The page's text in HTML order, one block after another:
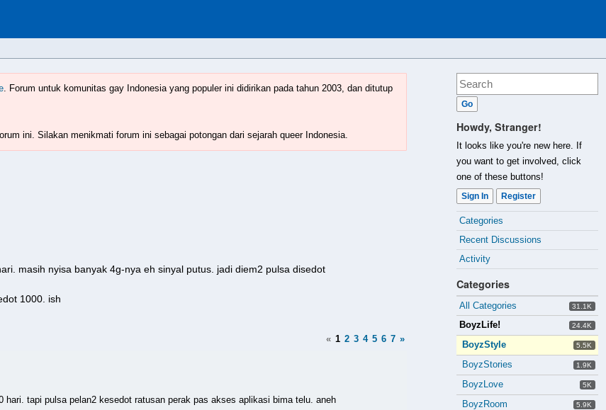
Howdy, Stranger!
It looks like you're new here. If
you want to get involved, click
one of these buttons!
Sign In Register
Quick
Links
Categories
Recent Discussions
Activity
Categories
31.1K
All Categories
24.4K
BoyzLife!
5.5K
BoyzStyle
1.9K
BoyzStories
5K
BoyzLove
5.9K
BoyzRoom
. Forum untuk komunitas gay Indonesia yang populer ini didirikan pada tahun 2003, dan ditutup
ini. Silakan menikmati forum ini sebagai potongan dari sejarah queer Indonesia.
masih nyisa banyak 4g-nya eh sinyal putus. jadi diem2 pulsa disedot
1000. ish
« 1 2 3 4 5 6 7 »
tapi pulsa pelan2 kesedot ratusan perak pas akses aplikasi bima telu. aneh